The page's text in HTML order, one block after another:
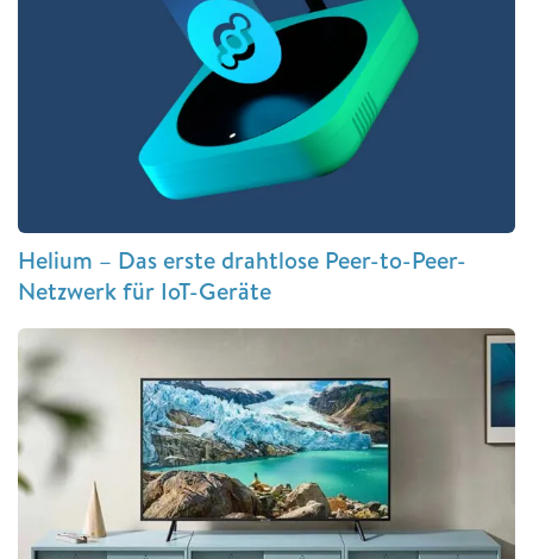
Helium – Das erste drahtlose Peer-to-Peer-
Netzwerk für IoT-Geräte